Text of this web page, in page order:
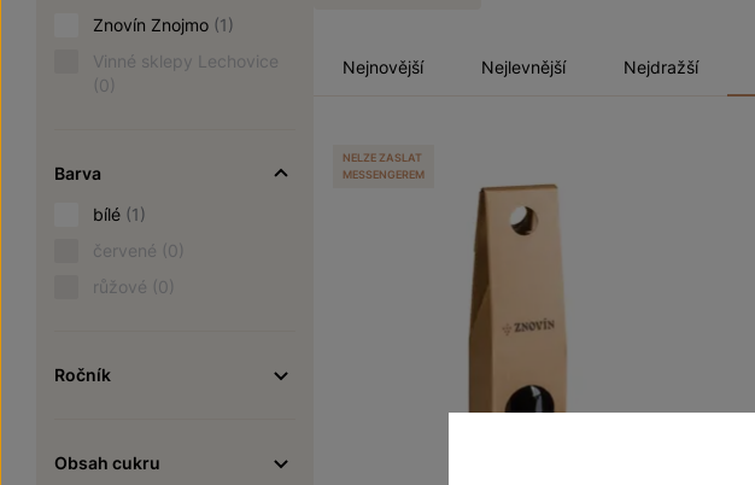
Znovín Znojmo (1)
Vinné sklepy Lechovice
(0)
Barva
bílé (1)
červené (0)
růžové (0)
Ročník
Obsah cukru
Nejnovější Nejlevnější Nejdražší
NELZE ZASLAT
MESSENGEREM